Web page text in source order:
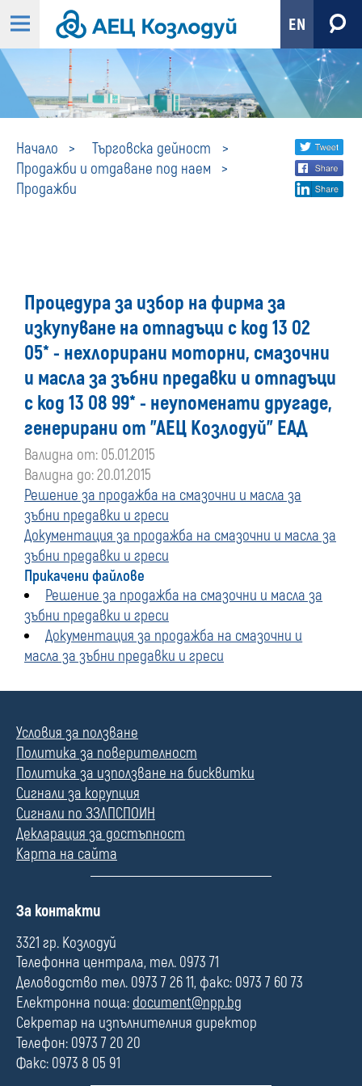
EN
Начало
Търговска дейност
Продажби и отдаване под наем
Продажби
ПродажбиShare
social
Процедура за избор на фирма за
изкупуване на отпадъци с код 13 02
05* - нехлорирани моторни, смазочни
и масла за зъбни предавки и отпадъци
с код 13 08 99* - неупоменати другаде,
генерирани от "АЕЦ Козлодуй" ЕАД
Валидна от: 05.01.2015
Валидна до: 20.01.2015
Решение за продажба на смазочни и масла за
зъбни предавки и греси
Документация за продажба на смазочни и масла за
зъбни предавки и греси
Прикачени файлове
Решение за продажба на смазочни и масла за
зъбни предавки и греси
Документация за продажба на смазочни и
масла за зъбни предавки и греси
Условия за ползване
Политика за поверителност
Политика за използване на бисквитки
Сигнали за корупция
Сигнали по ЗЗЛПСПОИН
Декларация за достъпност
Карта на сайта
П
л
е
За контакти
3321 гр. Козлодуй
Телефонна централа, тел. 0973 71
Деловодство тел. 0973 7 26 11, факс: 0973 7 60 73
Електронна поща: document@npp.bg
Секретар на изпълнителния директор
Телефон: 0973 7 20 20
Факс: 0973 8 05 91